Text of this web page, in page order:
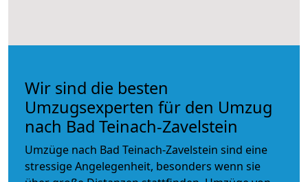
Wir sind die besten
Umzugsexperten für den Umzug
nach Bad Teinach-Zavelstein
Umzüge nach Bad Teinach-Zavelstein sind eine
stressige Angelegenheit, besonders wenn sie